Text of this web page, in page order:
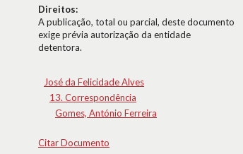
Direitos:
A publicação, total ou parcial, deste documento
exige prévia autorização da entidade
detentora.
José da Felicidade Alves
13. Correspondência
Gomes, António Ferreira
Citar Documento